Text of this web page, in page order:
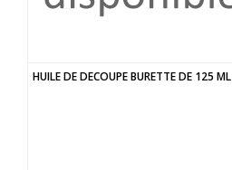
HUILE DE DECOUPE BURETTE DE 125 ML